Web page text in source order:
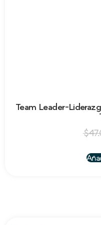
Team Leader-
$